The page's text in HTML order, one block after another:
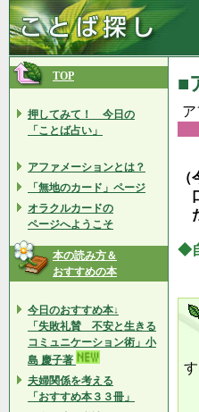
★私は
TOP
押してみて！ 今日の
「ことば占い」
アファメーションとは？
「無地のカード」ページ
オラクルカードの
ページへようこそ
本の読み方＆
おすすめの本
今日のおすすめ本↓
「失敗礼賛 不安と生きる
コミュニケーション術」小
島 慶子著
夫婦関係を考える
「おすすめ本３３冊」
■
◆
◆
す